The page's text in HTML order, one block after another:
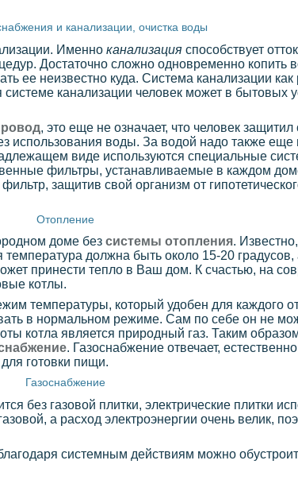
и канализации, очистка воды
Именно канализация способствует
Достаточно сложно одновременно копить
ее неизвестно куда. Система канализации как
канализации человек может в бытовых
, это еще не означает, что человек защитил
использования воды. За водой надо также еще
виде используются специальные
фильтры, устанавливаемые в каждом
защитив свой организм от
Отопление
доме без системы отопления.
температура должна быть около 15-20
принести тепло в Ваш дом. К счастью, на
котлы.
температуры, который удобен для каждого
в нормальном режиме. Сам по себе он не
котла является природный газ. Таким
. Газоснабжение отвечает,
готовки пищи.
Газоснабжение
без газовой плитки, электрические плитки
а расход электроэнергии очень велик,
системным действиям можно